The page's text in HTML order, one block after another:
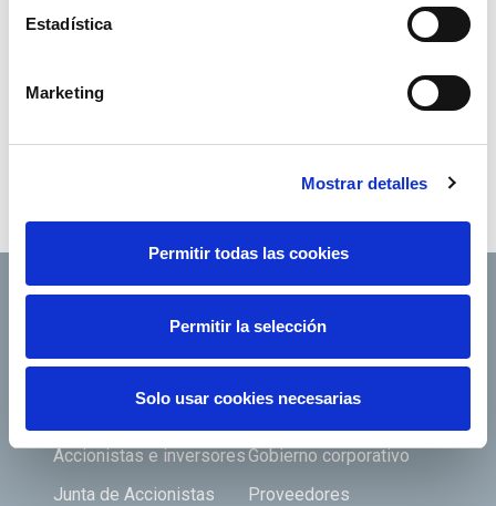
Estadística
Marketing
Mostrar detalles
Permitir todas las cookies
Permitir la selección
Solo usar cookies necesarias
toda su información escrita y audiovisual en la
Accionistas e inversoresGobierno corporativo
Junta de Accionistas
Proveedores